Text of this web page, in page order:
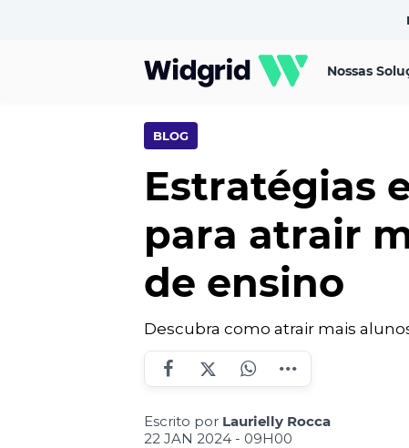
Nossas
BLOG
Estratégias
para atrair
de ensino
Descubra como atrair mais
Escrito por Laurielly Rocca
22 JAN 2024 - 09H00